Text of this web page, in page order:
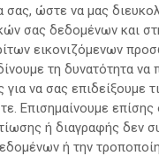
σας, ώστε να μας
σας δεδομένων και
εικονιζόμενων
τη δυνατότητα να
να σας επιδείξουμε
Επισημαίνουμε επίσης
ή διαγραφής δεν
ή την